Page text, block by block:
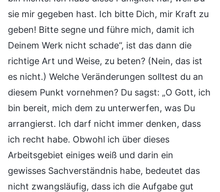
sie mir gegeben hast. Ich bitte Dich, mir Kraft zu
geben! Bitte segne und führe mich, damit ich
Deinem Werk nicht schade“, ist das dann die
richtige Art und Weise, zu beten? (Nein, das ist
es nicht.) Welche Veränderungen solltest du an
diesem Punkt vornehmen? Du sagst: „O Gott, ich
bin bereit, mich dem zu unterwerfen, was Du
arrangierst. Ich darf nicht immer denken, dass
ich recht habe. Obwohl ich über dieses
Arbeitsgebiet einiges weiß und darin ein
gewisses Sachverständnis habe, bedeutet das
nicht zwangsläufig, dass ich die Aufgabe gut